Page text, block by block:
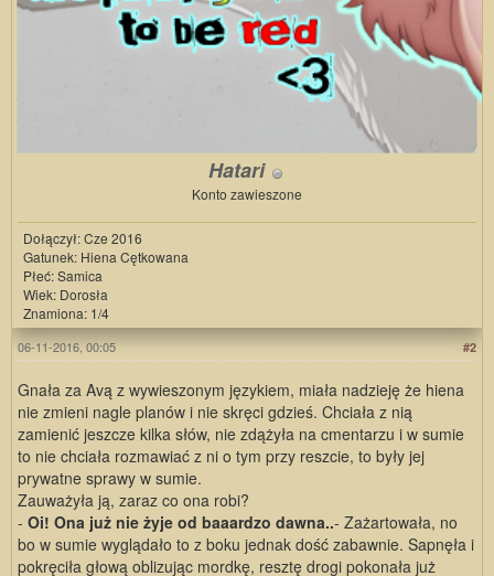
Hatari
Konto zawieszone
Dołączył: Cze 2016
Gatunek: Hiena Cętkowana
Płeć: Samica
Wiek: Dorosła
Znamiona: 1/4
#2
06-11-2016, 00:05
Gnała za Avą z wywieszonym językiem, miała nadzieję że hiena
nie zmieni nagle planów i nie skręci gdzieś. Chciała z nią
zamienić jeszcze kilka słów, nie zdążyła na cmentarzu i w sumie
to nie chciała rozmawiać z ni o tym przy reszcie, to były jej
prywatne sprawy w sumie.
Zauważyła ją, zaraz co ona robi?
- Oi! Ona już nie żyje od baaardzo dawna..- Zażartowała, no
bo w sumie wyglądało to z boku jednak dość zabawnie. Sapnęła i
pokręciła głową oblizując mordkę, resztę drogi pokonała już